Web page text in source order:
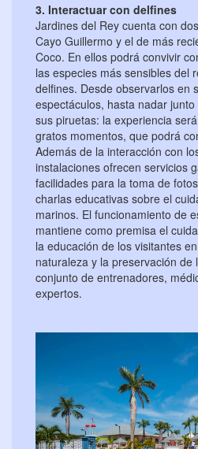
3. Interactuar con delfines
Jardines del Rey cuenta con
Cayo Guillermo y el de más
Coco. En ellos podrá convivir
las especies más sensibles del
delfines. Desde observarlos en
espectáculos, hasta nadar
sus piruetas: la experiencia
gratos momentos, que podrá
Además de la interacción con
instalaciones ofrecen servicios
facilidades para la toma de
charlas educativas sobre el
marinos. El funcionamiento de
mantiene como premisa el
la educación de los visitantes
naturaleza y la preservación de
conjunto de entrenadores,
expertos.